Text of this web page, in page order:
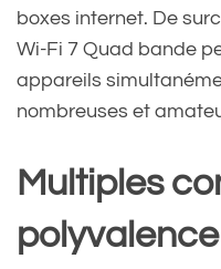
boxes internet. De
Wi-Fi 7 Quad bande
appareils
nombreuses et
Multiples